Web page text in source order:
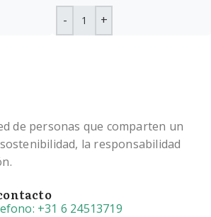
de personas que comparten un
la responsabilidad
+31 6 24513719